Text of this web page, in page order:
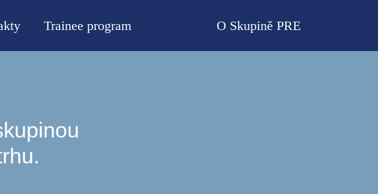
Trainee program O Skupině PRE